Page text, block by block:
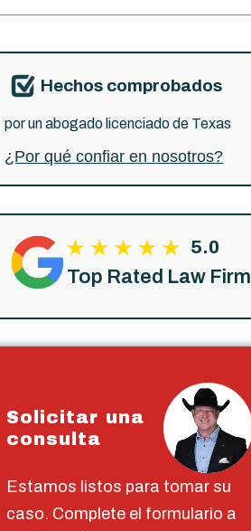
Hechos comprobados
por un abogado licenciado de Texas
¿Por qué confiar en nosotros?
5.0
Top Rated Law Firm
Solicitar una
consulta
Estamos listos para tomar su
caso. Complete el formulario a